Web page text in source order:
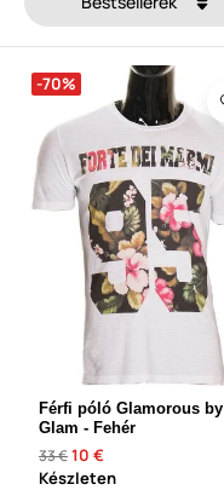
-70%
Férfi póló Glamorous by
Glam - Fehér
33 €10 €
Készleten